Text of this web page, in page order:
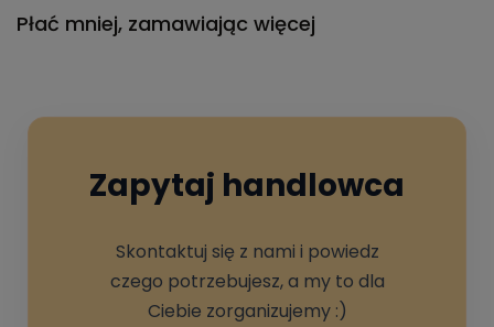
Płać mniej, zamawiając więcej
Zapytaj handlowca
Skontaktuj się z nami i powiedz
czego potrzebujesz, a my to dla
Ciebie zorganizujemy :)